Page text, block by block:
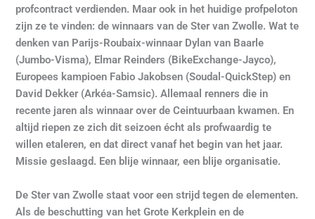
profcontract verdienden. Maar ook in het huidige profpeloton
zijn ze te vinden: de winnaars van de Ster van Zwolle. Wat te
denken van Parijs-Roubaix-winnaar Dylan van Baarle
(Jumbo-Visma), Elmar Reinders (BikeExchange-Jayco),
Europees kampioen Fabio Jakobsen (Soudal-QuickStep) en
David Dekker (Arkéa-Samsic). Allemaal renners die in
recente jaren als winnaar over de Ceintuurbaan kwamen. En
altijd riepen ze zich dit seizoen écht als profwaardig te
willen etaleren, en dat direct vanaf het begin van het jaar.
Missie geslaagd. Een blije winnaar, een blije organisatie.
De Ster van Zwolle staat voor een strijd tegen de elementen.
Als de beschutting van het Grote Kerkplein en de